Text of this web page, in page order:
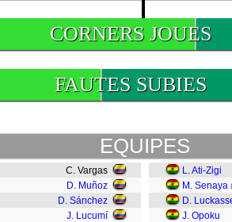
CORNERS JOUES
FAUTES SUBIES
EQUIPES
C. Vargas
D. Muñoz
D. Sánchez
J. Lucumí
L. Ati-Zigi
M. Senaya
D.
J. Opoku